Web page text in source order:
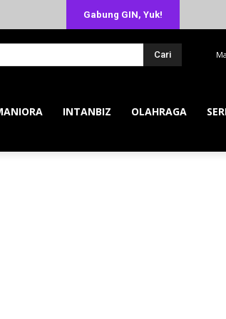
Gabung GIN, Yuk!
Cari
INTANBIZ OLAHRAGA